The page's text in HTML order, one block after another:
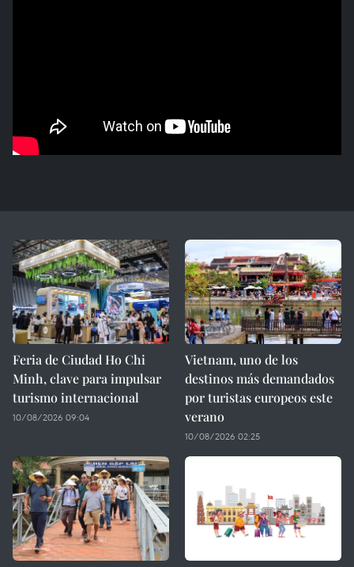
Feria de Ciudad Ho Chi
Minh, clave para impulsar
turismo internacional
10/08/2026 09:04
Vietnam, uno de los
destinos más demandados
por turistas europeos este
verano
10/08/2026 02:25